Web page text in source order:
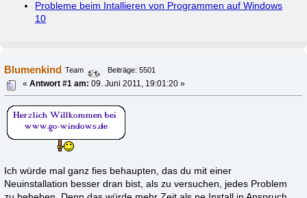
Probleme beim Intallieren von Programmen auf Windows
10
Blumenkind Team
Beiträge: 5501
«Antwort #1 am: 09. Juni 2011, 19:01:20 »
Ich würde mal ganz fies behaupten, das du mit einer
Neuinstallation besser dran bist, als zu versuchen, jedes Problem